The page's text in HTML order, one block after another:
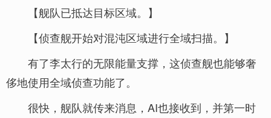
【舰队已抵达目标区域。】
【侦查舰开始对混沌区域进行全域扫描。】
有了李太行的无限能量支撑，这侦查舰也能够奢
侈地使用全域侦查功能了。
很快，舰队就传来消息，AI也接收到，并第一时